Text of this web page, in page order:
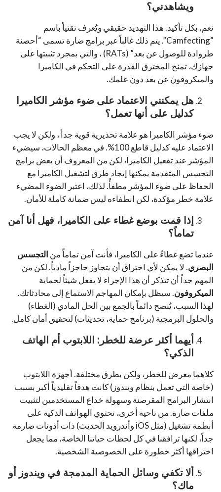
ويشاهدني؟
نعم، بكل تأكيد. هذا التهديد حقيقي ويُعرف تقنياً باسم
“Camfecting”. يتم ذلك غالباً عبر برامج ضارة تسمى “أحصنة
طروادة للوصول عن بعد” (RATs) ، والتي بمجرد تثبيتها على
جهازك، تمنح المخترق القدرة على التحكم في الكاميرا
والميكروفون عن بعد دون علمك.
هل يمكنني الاعتماد على ضوء مؤشر الكاميرا
كدليل على أنها تعمل؟
ضوء مؤشر الكاميرا هو علامة تحذيرية قوية جداً ، ولكن لا يجب
الاعتماد عليه كدليل قاطع 100%. في معظم الحالات، سيضيء
المؤشر عند تفعيل الكاميرا، لكن من المعروف أن بعض برامج
التجسس المتقدمة يمكنها إيجاد طرق لتشغيل الكاميرا مع
الحفاظ على ضوء المؤشر مطفأً. لذلك، اعتبر الضوء المضيء
علامة خطر مؤكدة، لكن انطفاءه ليس ضمانة كاملة للأمان.
إذا قمت بوضع غطاء على الكاميرا، فهل أنا آمن
تماماً؟
عندما تضع غطاءً على الكاميرا، فأنت آمن تماماً من التجسس
البصري. لا يمكن لأي اختراق أن يتجاوز حاجزاً مادياً. لكن من
المهم جداً أن تتذكر أن هذا الإجراء لا يفعل شيئاً لحماية
الميكروفون. سيظل بإمكان المهاجم الاستماع إلى محادثاتك.
لهذا السبب، يُنصح دائماً بالجمع بين الحل المادي (الغطاء)
والحلول البرمجية (برنامج حماية، تحديثات) لتحقيق أمان كامل.
أيهما أكثر عرضة للخطر: اللابتوب أم الهاتف
الذكي؟
كلاهما معرض للخطر، ولكن بطرق مختلفة. أجهزة اللابتوب
(خاصة التي تعمل بنظام ويندوز) كانت هدفاً تقليدياً أكبر بسبب
انتشار البرامج المقرصنة وسهولة خداع المستخدمين لتثبيت
ملفات ضارة. من ناحية أخرى، تحتوي الهواتف الذكية على
أنظمة تشغيل (مثل iOS وأندرويد الحديث) ذات أذونات صارمة
جداً، لكنها ترافقنا في كل لحظات حياتنا الخاصة، مما يجعل
اختراقها أكثر خطورة على الخصوصية الشخصية.
ألا تكفي وسائل الحماية المدمجة في ويندوز أو
ماك؟